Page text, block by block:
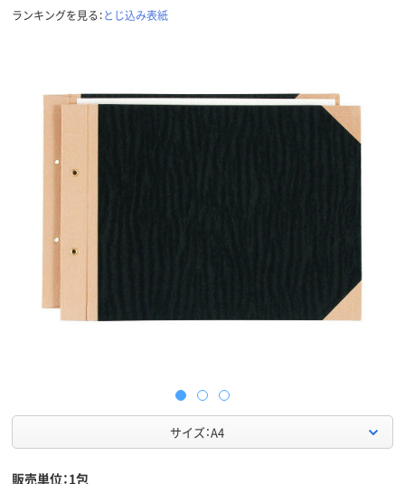
ランキングを見る：とじ込み表紙
サイズ：A4
販売単位：1包